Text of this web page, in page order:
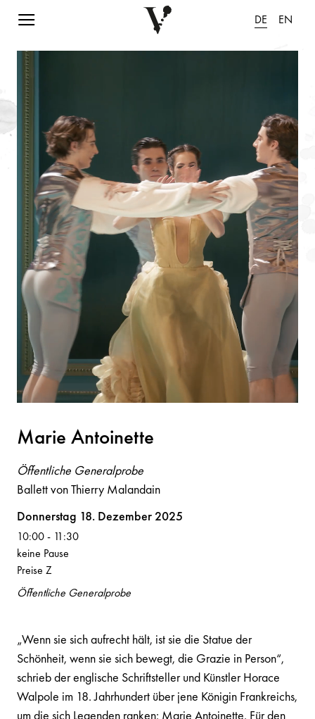
Navigation einblenden DE EN
„Wenn sie sich aufrecht hält, ist sie die Statue der
Schönheit, wenn sie sich bewegt, die Grazie in Person“,
schrieb der englische Schriftsteller und Künstler Horace
Walpole im 18. Jahrhundert über jene Königin Frankreichs,
um die sich Legenden ranken: Marie Antoinette. Für den
Animation pausieren
Marie Antoinette
Öffentliche Generalprobe
Ballett von Thierry Malandain
Volksoper
Donnerstag 18. Dezember 2025
10:00- 11:30
keine Pause
Preise Z
Öffentliche Generalprobe